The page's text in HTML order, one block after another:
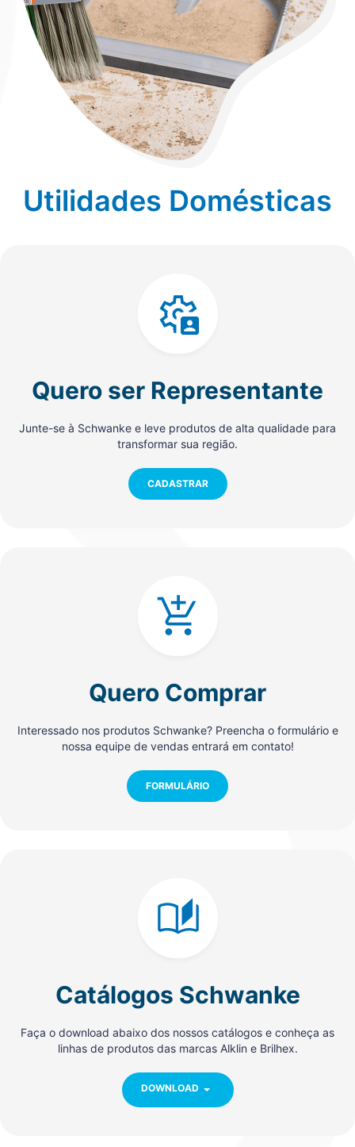
Utilidades Domésticas
Quero ser Representante
Junte-se à Schwanke e leve produtos de alta qualidade para
transformar sua região.
CADASTRAR
Quero Comprar
Interessado nos produtos Schwanke? Preencha o formulário e
nossa equipe de vendas entrará em contato!
FORMULÁRIO
Catálogos Schwanke
Faça o download abaixo dos nossos catálogos e conheça as
linhas de produtos das marcas Alklin e Brilhex.
DOWNLOAD